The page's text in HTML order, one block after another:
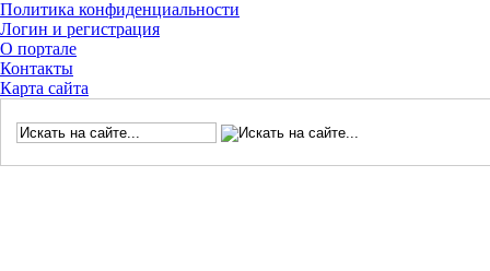
Политика конфиденциальности
Логин и регистрация
О портале
Контакты
Карта сайта